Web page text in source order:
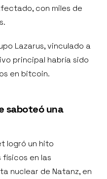
con miles de
Lazarus, vinculado a
principal habría sido
en bitcoin.
saboteó una
logró un hito
en las
nuclear de Natanz, en